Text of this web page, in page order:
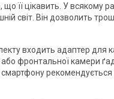
що її цікавить. У
світ. Він дозволить
входить адаптер для
або фронтальної камери
смартфону